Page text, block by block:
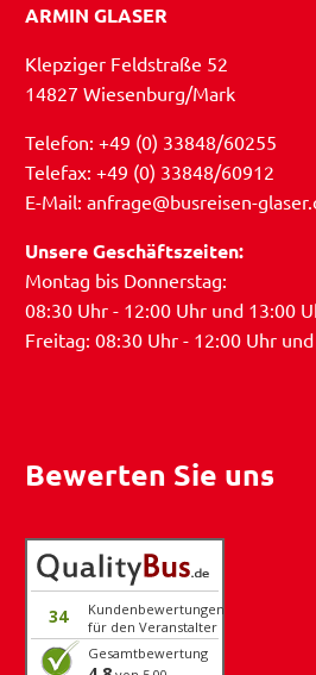
ARMIN GLASER
Klepziger Feldstraße 52
14827 Wiesenburg/Mark
Telefon: +49 (0) 33848/60255
Telefax: +49 (0) 33848/60912
E-Mail: anfrage@busreisen-
Unsere Geschäftszeiten:
Montag bis Donnerstag:
08:30 Uhr - 12:00 Uhr und 13:00
Freitag: 08:30 Uhr - 12:00 Uhr
Bewerten Sie uns
34
Kundenbewertungen
für den Veranstalter
Gesamtbewertung